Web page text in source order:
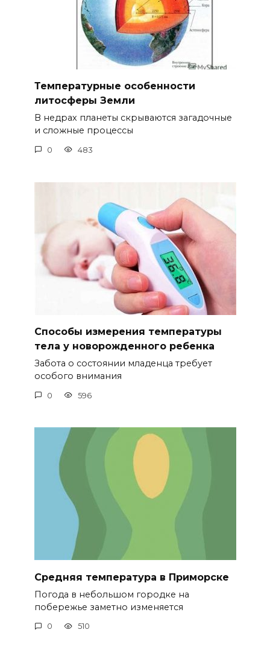
Температурные особенности
литосферы Земли
В недрах планеты скрываются загадочные
и сложные процессы
0 483
Способы измерения температуры
тела у новорожденного ребенка
Забота о состоянии младенца требует
особого внимания
0 596
Средняя температура в Приморске
Погода в небольшом городке на
побережье заметно изменяется
0 510